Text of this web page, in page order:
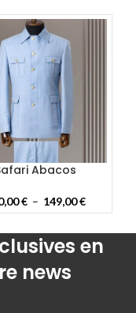
Abacos
€ – 149,00€
en
news